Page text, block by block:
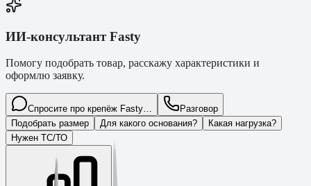
ИИ-консультант Fasty
Помогу подобрать товар, расскажу характеристики и
оформлю заявку.
Спросите про крепёж Fasty…
Разговор
Подобрать размер
Для какого основания?
Какая нагрузка?
Нужен ТС/ТО